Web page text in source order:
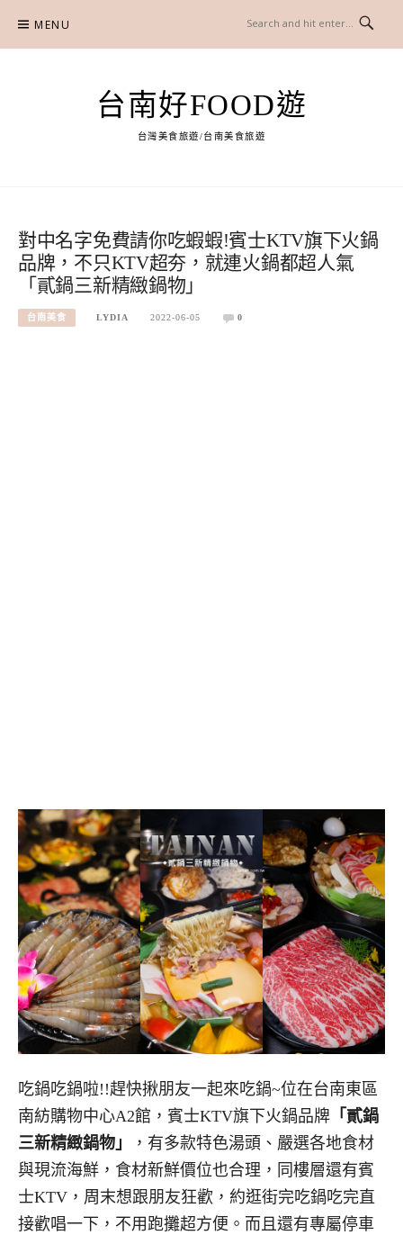
content
MENU
台南好FOOD遊
台灣美食旅遊/台南美食旅遊
對中名字免費請你吃蝦蝦!賓士KTV旗下火鍋
品牌，不只KTV超夯，就連火鍋都超人氣
「貳鍋三新精緻鍋物」
台南美食 LYDIA 2022-06-05 0
吃鍋吃鍋啦!!趕快揪朋友一起來吃鍋~位在台南東區
南紡購物中心A2館，賓士KTV旗下火鍋品牌 「貳鍋
三新精緻鍋物」
，有多款特色湯頭、嚴選各地食材
與現流海鮮，食材新鮮價位也合理，同樓層還有賓
士KTV，周末想跟朋友狂歡，約逛街完吃鍋吃完直
接歡唱一下，不用跑攤超方便。而且還有專屬停車